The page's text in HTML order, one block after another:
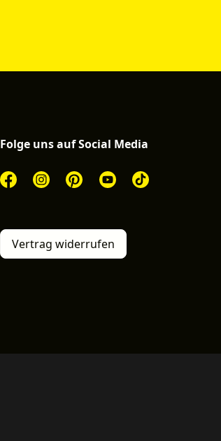
Folge uns auf Social Media
Vertrag widerrufen